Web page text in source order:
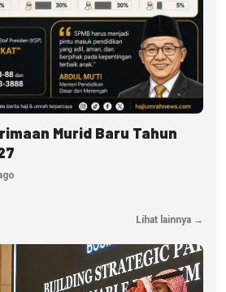
Murid Baru Tahun
Lihat lainnya →